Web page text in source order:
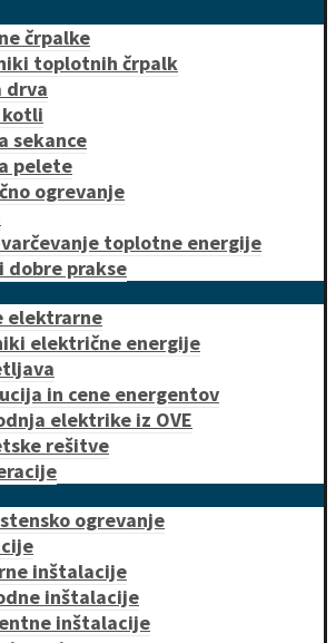
črpalke
toplotnih črpalk
drva
kotli
sekance
pelete
ogrevanje
varčevanje toplotne energije
dobre prakse
elektrarne
električne energije
in cene energentov
elektrike iz OVE
rešitve
ogrevanje
inštalacije
inštalacije
inštalacije